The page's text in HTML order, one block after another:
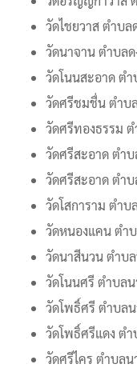
วัดไชยวาส ตำบล
วัดนาจาน ตำบลด
วัดโนนสะอาด ตำ
วัดศรีชมชื่น ตำบ
วัดศรีทองธรรม ต
วัดศรีสะอาด ตำบ
วัดศรีสะอาด ตำบ
วัดโสการาม ตำบ
วัดหนองแคน ตำ
วัดนาสีนวน ตำบ
วัดโนนศรี ตำบล
วัดโพธิ์ศรี ตำบล
วัดโพธิ์ศรีแดง ต
วัดศรีไคร ตำบล